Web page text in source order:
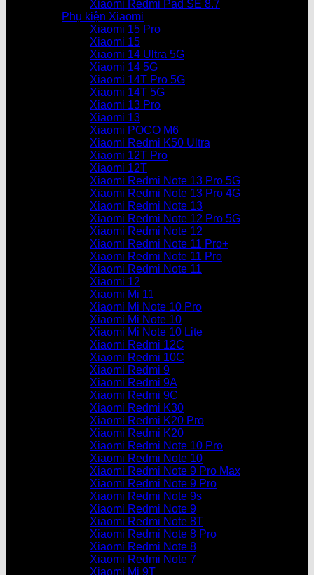
Xiaomi Redmi Pad SE 8.7
Phụ kiện Xiaomi
Xiaomi 15 Pro
Xiaomi 15
Xiaomi 14 Ultra 5G
Xiaomi 14 5G
Xiaomi 14T Pro 5G
Xiaomi 14T 5G
Xiaomi 13 Pro
Xiaomi 13
Xiaomi POCO M6
Xiaomi Redmi K50 Ultra
Xiaomi 12T Pro
Xiaomi 12T
Xiaomi Redmi Note 13 Pro 5G
Xiaomi Redmi Note 13 Pro 4G
Xiaomi Redmi Note 13
Xiaomi Redmi Note 12 Pro 5G
Xiaomi Redmi Note 12
Xiaomi Redmi Note 11 Pro+
Xiaomi Redmi Note 11 Pro
Xiaomi Redmi Note 11
Xiaomi 12
Xiaomi Mi 11
Xiaomi Mi Note 10 Pro
Xiaomi Mi Note 10
Xiaomi Mi Note 10 Lite
Xiaomi Redmi 12C
Xiaomi Redmi 10C
Xiaomi Redmi 9
Xiaomi Redmi 9A
Xiaomi Redmi 9C
Xiaomi Redmi K30
Xiaomi Redmi K20 Pro
Xiaomi Redmi K20
Xiaomi Redmi Note 10 Pro
Xiaomi Redmi Note 10
Xiaomi Redmi Note 9 Pro Max
Xiaomi Redmi Note 9 Pro
Xiaomi Redmi Note 9s
Xiaomi Redmi Note 9
Xiaomi Redmi Note 8T
Xiaomi Redmi Note 8 Pro
Xiaomi Redmi Note 8
Xiaomi Redmi Note 7
Xiaomi Mi 9T